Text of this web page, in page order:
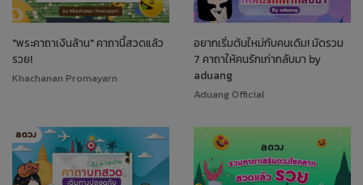
"พระคาถาเงินล้าน" คาถานี้สวดแล้ว
รวย!
Khachanan Promayarn
อยากเริ่มต้นใหม่กับคนเดิม! มัดรวม
7 คาถาให้คนรักเก่ากลับมา by
aduang
Aduang Official